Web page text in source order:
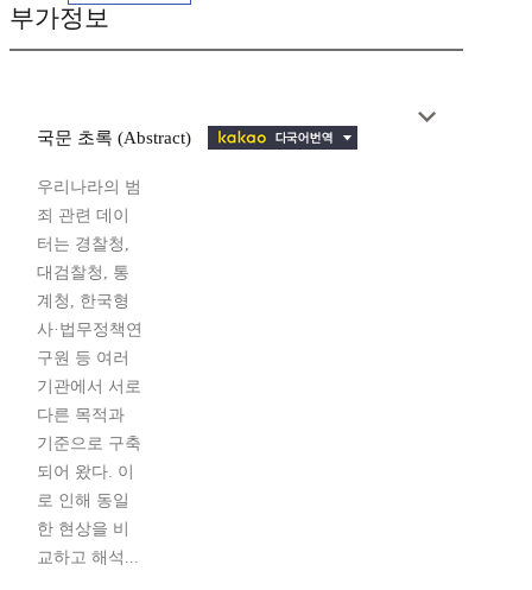
부가정보
국문 초록 (Abstract)
우리나라의 범
죄 관련 데이
터는 경찰청,
대검찰청, 통
계청, 한국형
사·법무정책연
구원 등 여러
기관에서 서로
다른 목적과
기준으로 구축
되어 왔다. 이
로 인해 동일
한 현상을 비
교하고 해석...